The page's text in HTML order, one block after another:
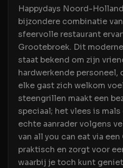
Happydays Noord-
bijzondere combinatie
sfeervolle restaurant
Grootebroek. Dit
staat bekend om zijn
hardwerkende
elke gast zich welkom
steengrillen maakt een
speciaal; het vlees is mals
echte aanrader volgens
van all you can eat via
praktisch en zorgt voor
waarbij je toch kunt